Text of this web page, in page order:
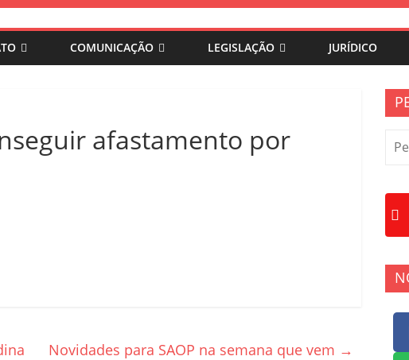
COMUNICAÇÃO LEGISLAÇÃO JURÍDICO
afastamento por
Novidades para SAOP na semana que vem →